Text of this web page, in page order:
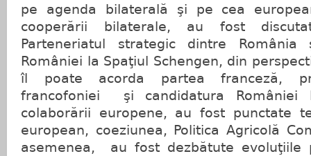
pe agenda bilaterală şi pe cea
cooperării bilaterale, au fost
Parteneriatul strategic dintre România
României la Spaţiul Schengen, din
îl poate acorda partea franceză,
francofoniei şi candidatura României
colaborării europene, au fost punctate
european, coeziunea, Politica Agricolă
asemenea, au fost dezbătute evoluţiile